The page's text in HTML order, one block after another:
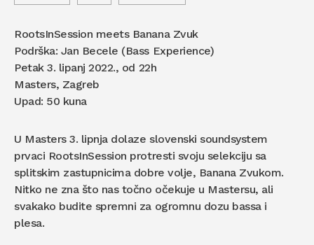
RootsInSession meets Banana Zvuk
Podrška: Jan Becele (Bass Experience)
Petak 3. lipanj 2022., od 22h
Masters, Zagreb
Upad: 50 kuna
U Masters 3. lipnja dolaze slovenski soundsystem
prvaci RootsInSession protresti svoju selekciju sa
splitskim zastupnicima dobre volje, Banana Zvukom.
Nitko ne zna što nas točno očekuje u Mastersu, ali
svakako budite spremni za ogromnu dozu bassa i
plesa.